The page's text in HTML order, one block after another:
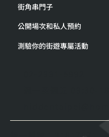
街角串門子
公開場次和私人預約
測驗你的街遊專屬活動